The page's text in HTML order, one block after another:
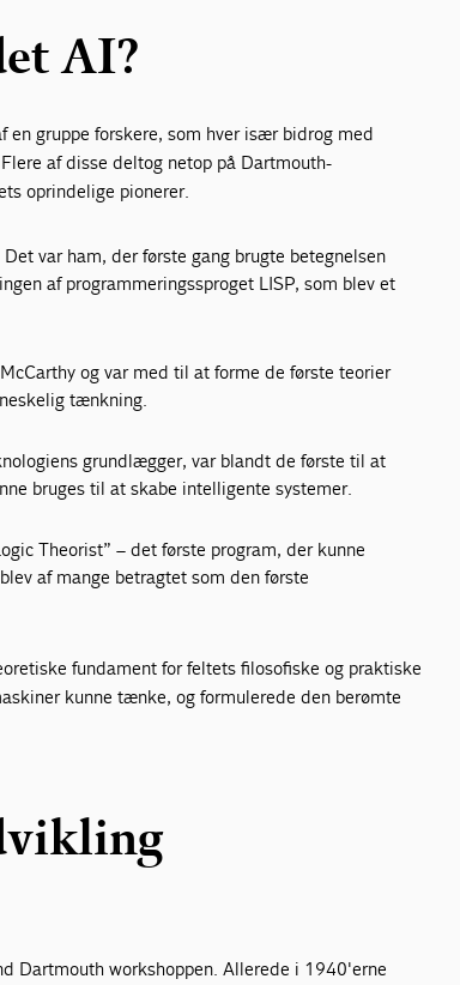
AI?
en gruppe forskere, som hver især bidrog med
af disse deltog netop på Dartmouth-
oprindelige pionerer.
var ham, der første gang brugte betegnelsen
af programmeringssproget LISP, som blev et
og var med til at forme de første teorier
tænkning.
grundlægger, var blandt de første til at
bruges til at skabe intelligente systemer.
Theorist” – det første program, der kunne
af mange betragtet som den første
fundament for feltets filosofiske og praktiske
kunne tænke, og formulerede den berømte
Dartmouth workshoppen. Allerede i 1940'erne